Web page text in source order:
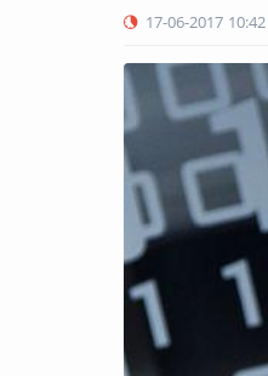
17-06-2017 10:42